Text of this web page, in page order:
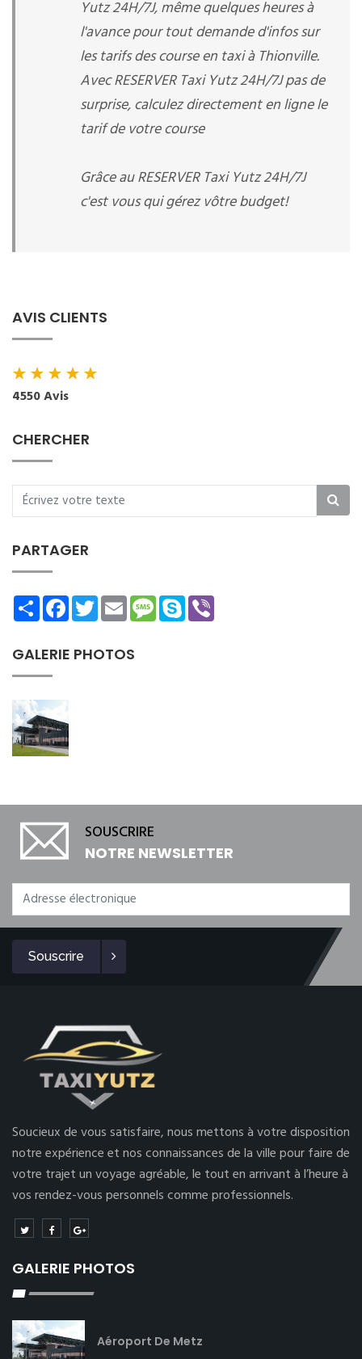
Yutz 24H/7J, même quelques heures à
l'avance pour tout demande d'infos sur
les tarifs des course en taxi à Thionville.
Avec RESERVER Taxi Yutz 24H/7J pas de
surprise, calculez directement en ligne le
tarif de votre course
Grâce au RESERVER Taxi Yutz 24H/7J
c'est vous qui gérez vôtre budget!
AVIS CLIENTS
★★★★★
4550 Avis
CHERCHER
PARTAGER
ShareFacebookTwitterEmailMessage
Skype
GALERIE PHOTOS
SOUSCRIRE
NOTRE NEWSLETTER
Souscrire
Soucieux de vous satisfaire, nous mettons à votre disposition
notre expérience et nos connaissances de la ville pour faire de
votre trajet un voyage agréable, le tout en arrivant à l’heure à
vos rendez-vous personnels comme professionnels.
GALERIE PHOTOS
Aéroport De Metz